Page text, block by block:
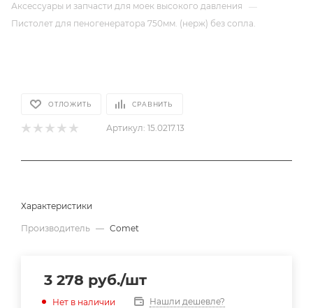
Аксессуары и запчасти для моек высокого давления
—
Пистолет для пеногенератора 750мм. (нерж) без сопла.
ОТЛОЖИТЬ СРАВНИТЬ
Артикул: 15.0217.13
Характеристики
Производитель — Comet
3 278 руб./шт
Нет в наличии Нашли дешевле?